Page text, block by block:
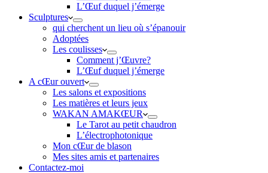
L’Œuf duquel j’émerge
Sculptures
qui cherchent un lieu où s’épanouir
Adoptées
Les coulisses
Comment j’Œuvre?
L’Œuf duquel j’émerge
A cŒur ouvert
Les salons et expositions
Les matières et leurs jeux
WAKAN AMAKŒUR
Le Tarot au petit chaudron
L’électrophotonique
Mon cŒur de blason
Mes sites amis et partenaires
Contactez-moi